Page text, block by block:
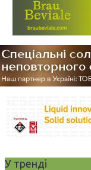
У тренді